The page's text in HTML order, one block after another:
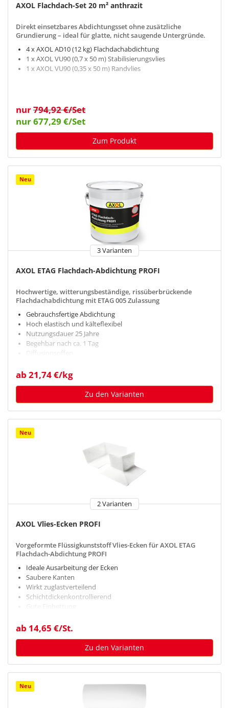
AXOL Flachdach-Set 20 m² anthrazit
Direkt einsetzbares Abdichtungsset ohne zusätzliche
Grundierung – ideal für glatte, nicht saugende Untergründe.
4 x AXOL AD10 (12 kg) Flachdachabdichtung
1 x AXOL VU90 (0,7 x 50 m) Stabilisierungsvlies
1 x AXOL VU90 (0,35 x 50 m) Randvlies
nur794,92 €/Set
nur 677,29 €/Set
Zum Produkt
Neu
3 Varianten
AXOL ETAG Flachdach-Abdichtung PROFI
Hochwertige, witterungsbeständige, rissüberbrückende
Flachdachabdichtung mit ETAG 005 Zulassung
Gebrauchsfertige Abdichtung
Hoch elastisch und kälteflexibel
Nutzungsdauer 25 Jahre
Begehbar nach ca. 1 Tag
Diffusionsoffen
ab 21,74 €/kg
Zu den Varianten
Neu
2 Varianten
AXOL Vlies-Ecken PROFI
Vorgeformte Flüssigkunststoff Vlies-Ecken für AXOL ETAG
Flachdach-Abdichtung PROFI
Ideale Ausarbeitung der Ecken
Saubere Kanten
Wirkt zuglastverteilend
Schichtdickenkontrollierend
Gute Einbettung
ab 14,65 €/St.
Zu den Varianten
Neu